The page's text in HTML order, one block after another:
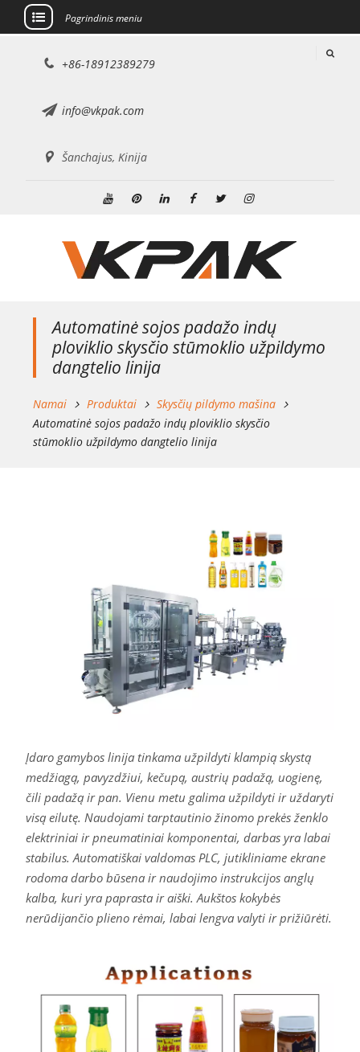
Pagrindinis meniu
+86-18912389279
info@vkpak.com
Šanchajus, Kinija
Automatinė sojos padažo indų
ploviklio skysčio stūmoklio užpildymo
dangtelio linija
Namai Produktai
Skysčių pildymo mašina
Automatinė sojos padažo indų ploviklio skysčio
stūmoklio užpildymo dangtelio linija
Įdaro gamybos linija tinkama užpildyti klampią skystą
medžiagą, pavyzdžiui, kečupą, austrių padažą, uogienę,
čili padažą ir pan. Vienu metu galima užpildyti ir uždaryti
visą eilutę. Naudojami tarptautinio žinomo prekės ženklo
elektriniai ir pneumatiniai komponentai, darbas yra labai
stabilus. Automatiškai valdomas PLC, jutikliniame ekrane
rodoma darbo būsena ir naudojimo instrukcijos anglų
kalba, kuri yra paprasta ir aiški. Aukštos kokybės
nerūdijančio plieno rėmai, labai lengva valyti ir prižiūrėti.